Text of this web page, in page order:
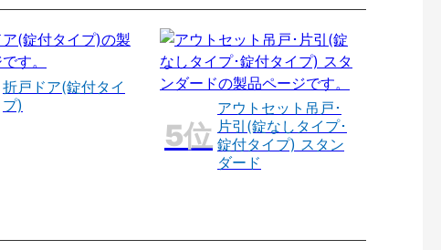
折戸ドア(錠付タイ
プ)
アウトセット吊戸･
片引(錠なしタイプ･
錠付タイプ) スタン
ダード